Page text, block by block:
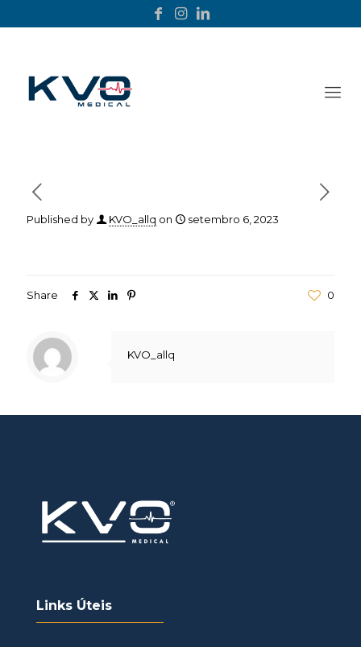
Published by KVO_allq on setembro 6, 2023
Share 0
KVO_allq
Links Úteis